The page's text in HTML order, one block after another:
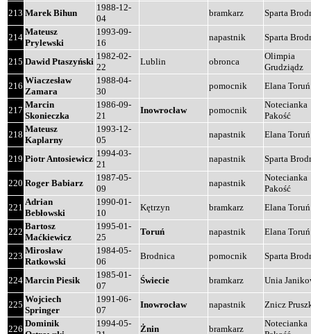
213 Marek Bihun
1988-12-
04
bramkarz Sparta
214
Mateusz
Prylewski
1993-09-
16
napastnik Sparta
215 Dawid Ptaszyński
1982-02-
22
Lublin obronca
Olimpia
Grudziądz
216
Wiaczesław
Zamara
1988-04-
30
pomocnik Elana Toruń
217
Marcin
Skonieczka
1986-09-
21
Inowrocław pomocnik
Notecianka
Pakość
218
Mateusz
Kaplarny
1993-12-
05
napastnik Elana Toruń
219 Piotr Antosiewicz
1994-03-
21
napastnik Sparta
220 Roger Babiarz
1987-05-
09
napastnik
Notecianka
Pakość
221
Adrian
Bebłowski
1990-01-
10
Kętrzyn bramkarz Elana Toruń
222
Bartosz
Maćkiewicz
1995-01-
25
Toruń napastnik Elana Toruń
223
Mirosław
Ratkowski
1984-05-
06
Brodnica pomocnik Sparta
224 Marcin Piesik
1985-01-
07
Świecie bramkarz Unia
225
Wojciech
Springer
1991-06-
07
Inowrocław napastnik Znicz
226
Dominik
1994-05-
Żnin bramkarz
Notecianka